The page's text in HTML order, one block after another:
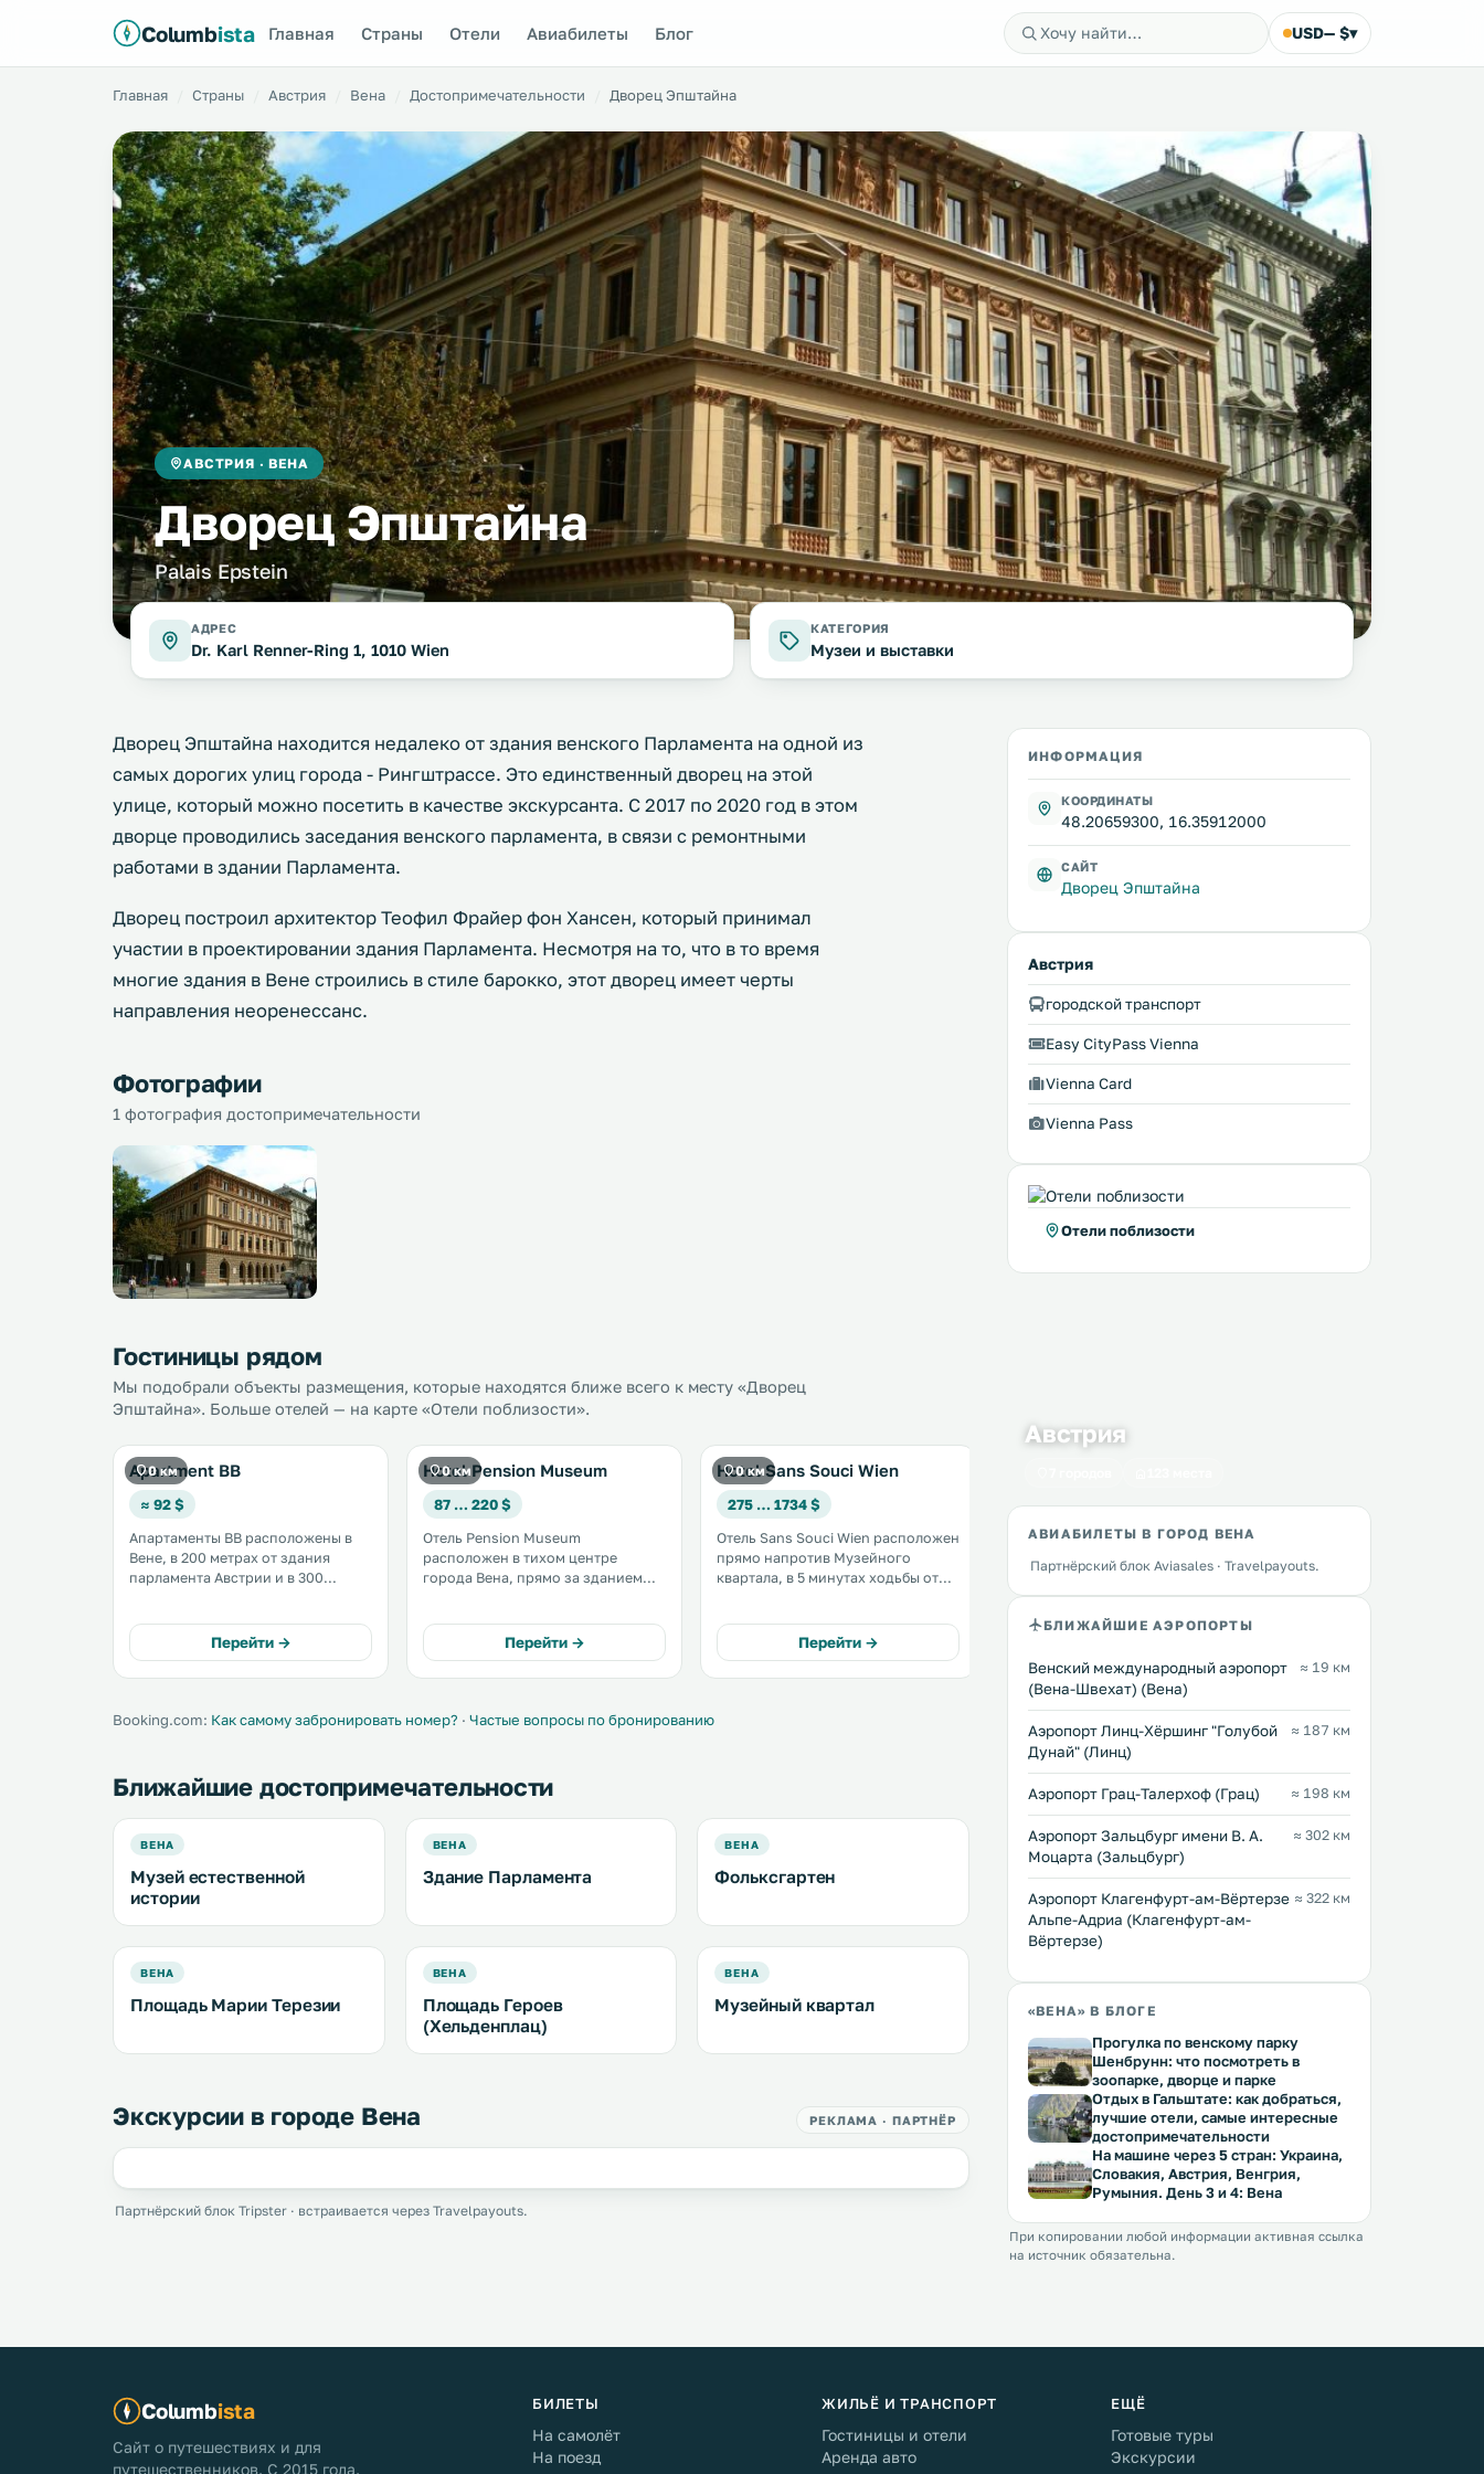
Columbista Главная Страны Отели Авиабилеты Блог USD— $▾
Главная Страны Австрия Вена Достопримечательности Дворец Эпштайна
АВСТРИЯ · ВЕНА
Дворец Эпштайна
Palais Epstein
АДРЕС
Dr. Karl Renner-Ring 1, 1010 Wien
КАТЕГОРИЯ
Музеи и выставки
Дворец Эпштайна находится недалеко от здания венского Парламента на одной из
самых дорогих улиц города - Рингштрассе. Это единственный дворец на этой
улице, который можно посетить в качестве экскурсанта. С 2017 по 2020 год в этом
дворце проводились заседания венского парламента, в связи с ремонтными
работами в здании Парламента.
Дворец построил архитектор Теофил Фрайер фон Хансен, который принимал
участии в проектировании здания Парламента. Несмотря на то, что в то время
многие здания в Вене строились в стиле барокко, этот дворец имеет черты
направления неоренессанс.
Фотографии
1 фотография достопримечательности
Гостиницы рядом
Мы подобрали объекты размещения, которые находятся ближе всего к месту «Дворец
Эпштайна». Больше отелей — на карте «Отели поблизости».
0 км
Apartment BB
≈ 92 $
Апартаменты BB расположены в
Вене, в 200 метрах от здания
парламента Австрии и в 300
услугам гостей бесплатный Wi-Fi
на всей территории. .
Перейти →
0 км
Hotel Pension Museum
87 … 220 $
Отель Pension Museum
расположен в тихом центре
города Вена, прямо за зданием
предлагается проживание в
комфортабельных номерах и
стильной атмосфере. .
Перейти →
0 км
Hotel Sans Souci Wien
275 … 1734 $
Отель Sans Souci Wien расположен
прямо напротив Музейного
квартала, в 5 минутах ходьбы от
центр Sans Souci с крытым
бассейном и бесплатный Wi-Fi. .
Перейти →
Отель 25hours Hotel beim
MuseumsQuartier,
отремонтированный и
расширенный в 2013 году,
расположен в оживленном 7
многочисленных музеев. .
от Венской ратуши. Расстояние до
работает бесплатный Wi-
Booking.com: Как самому забронировать номер? · Частые вопросы по бронированию
Ближайшие достопримечательности
ВЕНА
Музей естественной
истории
ВЕНА
Здание Парламента
ВЕНА
Фольксгартен
ВЕНА
Площадь Марии Терезии
ВЕНА
Площадь Героев
(Хельденплац)
ВЕНА
Музейный квартал
Экскурсии в городе Вена РЕКЛАМА · ПАРТНЁР
Партнёрский блок Tripster · встраивается через Travelpayouts.
ИНФОРМАЦИЯ
КООРДИНАТЫ
48.20659300, 16.35912000
САЙТ
Дворец Эпштайна
Австрия
городской транспорт
Easy CityPass Vienna
Vienna Card
Vienna Pass
Отели поблизости
Австрия
АВИАБИЛЕТЫ В ГОРОД ВЕНА
Партнёрский блок Aviasales · Travelpayouts.
БЛИЖАЙШИЕ АЭРОПОРТЫ
Венский международный аэропорт
(Вена-Швехат) (Вена)
≈ 19 км
Аэропорт Линц-Хёршинг "Голубой
Дунай" (Линц)
≈ 187 км
Аэропорт Грац-Талерхоф (Грац) ≈ 198 км
Аэропорт Зальцбург имени В. А.
Моцарта (Зальцбург)
≈ 302 км
Аэропорт Клагенфурт-ам-Вёртерзе
Альпе-Адриа (Клагенфурт-ам-
Вёртерзе)
≈ 322 км
«ВЕНА» В БЛОГЕ
Прогулка по венскому парку
Шенбрунн: что посмотреть в
зоопарке, дворце и парке
Отдых в Гальштате: как добраться,
лучшие отели, самые интересные
достопримечательности
На машине через 5 стран: Украина,
Словакия, Австрия, Венгрия,
Румыния. День 3 и 4: Вена
При копировании любой информации активная ссылка
на источник обязательна.
Columbista
Сайт о путешествиях и для
путешественников. С 2015 года.
БИЛЕТЫ
На самолёт
На поезд
ЖИЛЬЁ И ТРАНСПОРТ
Гостиницы и отели
Аренда авто
ЕЩЁ
Готовые туры
Экскурсии